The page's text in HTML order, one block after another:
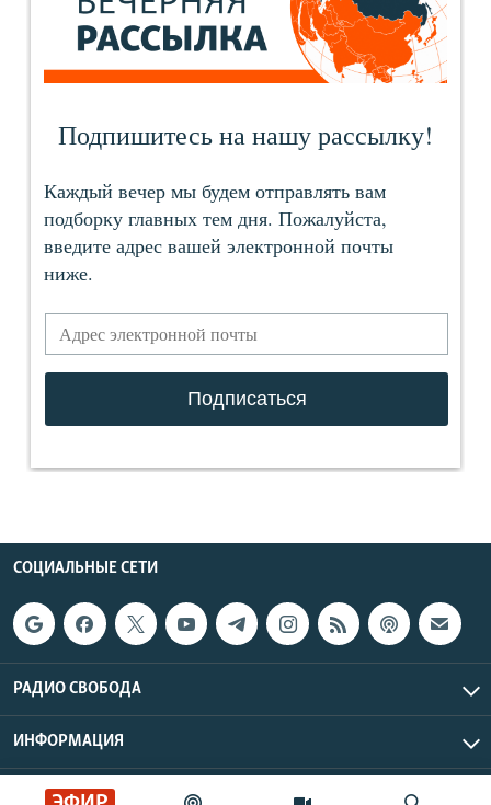
СОЦИАЛЬНЫЕ СЕТИ
РАДИО СВОБОДА
ИНФОРМАЦИЯ
Радио Свобода © 2026 RFE/RL, Inc. | Все права защищены.